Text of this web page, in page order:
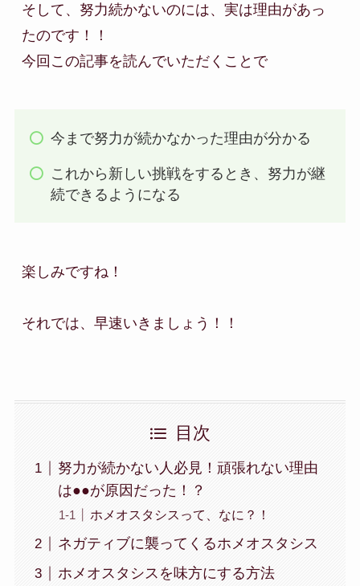
そして、努力続かないのには、実は理由があっ
たのです！！
今回この記事を読んでいただくことで
今まで努力が続かなかった理由が分かる
これから新しい挑戦をするとき、努力が継
続できるようになる
楽しみですね！
それでは、早速いきましょう！！
目次
努力が続かない人必見！頑張れない理由
は●●が原因だった！？
ホメオスタシスって、なに？！
ネガティブに襲ってくるホメオスタシス
ホメオスタシスを味方にする方法